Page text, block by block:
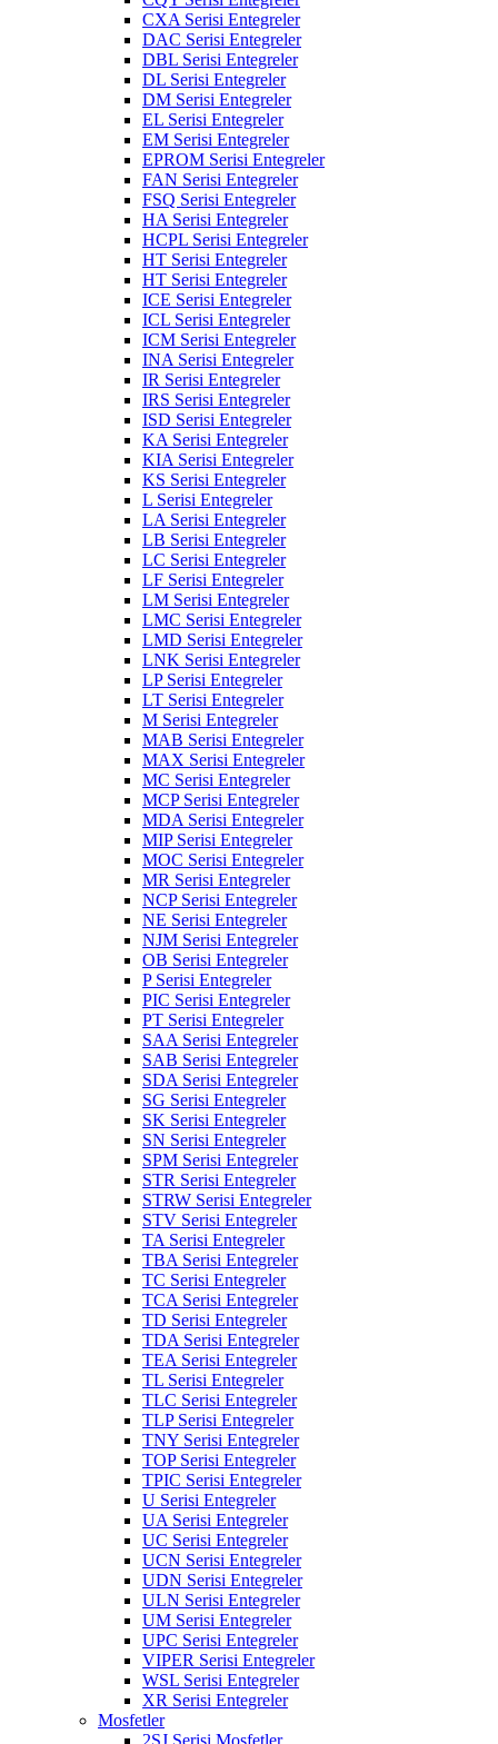
CXA Serisi Entegreler
DAC Serisi Entegreler
DBL Serisi Entegreler
DL Serisi Entegreler
DM Serisi Entegreler
EL Serisi Entegreler
EM Serisi Entegreler
EPROM Serisi Entegreler
FAN Serisi Entegreler
FSQ Serisi Entegreler
HA Serisi Entegreler
HCPL Serisi Entegreler
HT Serisi Entegreler
HT Serisi Entegreler
ICE Serisi Entegreler
ICL Serisi Entegreler
ICM Serisi Entegreler
INA Serisi Entegreler
IR Serisi Entegreler
IRS Serisi Entegreler
ISD Serisi Entegreler
KA Serisi Entegreler
KIA Serisi Entegreler
KS Serisi Entegreler
L Serisi Entegreler
LA Serisi Entegreler
LB Serisi Entegreler
LC Serisi Entegreler
LF Serisi Entegreler
LM Serisi Entegreler
LMC Serisi Entegreler
LMD Serisi Entegreler
LNK Serisi Entegreler
LP Serisi Entegreler
LT Serisi Entegreler
M Serisi Entegreler
MAB Serisi Entegreler
MAX Serisi Entegreler
MC Serisi Entegreler
MCP Serisi Entegreler
MDA Serisi Entegreler
MIP Serisi Entegreler
MOC Serisi Entegreler
MR Serisi Entegreler
NCP Serisi Entegreler
NE Serisi Entegreler
NJM Serisi Entegreler
OB Serisi Entegreler
P Serisi Entegreler
PIC Serisi Entegreler
PT Serisi Entegreler
SAA Serisi Entegreler
SAB Serisi Entegreler
SDA Serisi Entegreler
SG Serisi Entegreler
SK Serisi Entegreler
SN Serisi Entegreler
SPM Serisi Entegreler
STR Serisi Entegreler
STRW Serisi Entegreler
STV Serisi Entegreler
TA Serisi Entegreler
TBA Serisi Entegreler
TC Serisi Entegreler
TCA Serisi Entegreler
TD Serisi Entegreler
TDA Serisi Entegreler
TEA Serisi Entegreler
TL Serisi Entegreler
TLC Serisi Entegreler
TLP Serisi Entegreler
TNY Serisi Entegreler
TOP Serisi Entegreler
TPIC Serisi Entegreler
U Serisi Entegreler
UA Serisi Entegreler
UC Serisi Entegreler
UCN Serisi Entegreler
UDN Serisi Entegreler
ULN Serisi Entegreler
UM Serisi Entegreler
UPC Serisi Entegreler
VIPER Serisi Entegreler
WSL Serisi Entegreler
XR Serisi Entegreler
Mosfetler
2SJ Serisi Mosfetler